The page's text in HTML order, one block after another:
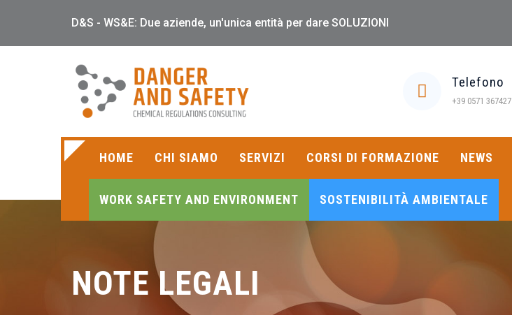
D&S - WS&E: Due aziende, un'unica entità per dare SOLUZIONI
Telefono
+39 0571 367427
HOME CHI SIAMO SERVIZI CORSI DI FORMAZIONE NEWS
WORK SAFETY AND ENVIRONMENT SOSTENIBILITÀ AMBIENTALE
NOTE LEGALI